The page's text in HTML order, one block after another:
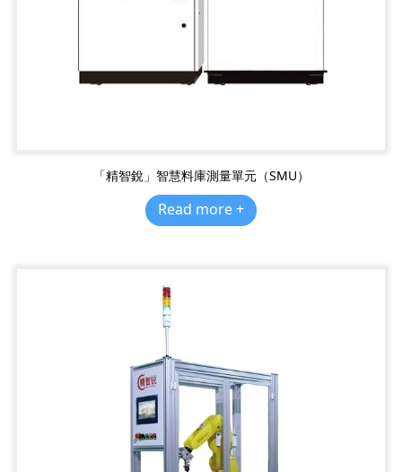
「精智銳」智慧料庫測量單元（SMU）
Read more +